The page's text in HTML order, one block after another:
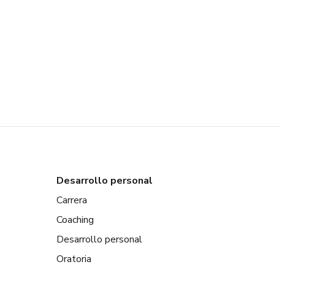
Desarrollo personal
Carrera
Coaching
Desarrollo personal
Oratoria